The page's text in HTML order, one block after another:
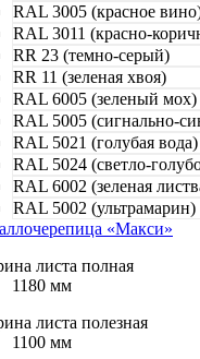
RAL 3005 (красное
RAL 3011 (красно-
RR 23 (темно-серый)
RR 11 (зеленая хвоя)
RAL 6005 (зеленый мох)
RAL 5005 (сигнально-
RAL 5021 (голубая вода)
RAL 5024 (светло-
RAL 6002 (зеленая
RAL 5002 (ультрамарин)
«Макси»
листа полная
1180 мм
листа полезная
1100 мм